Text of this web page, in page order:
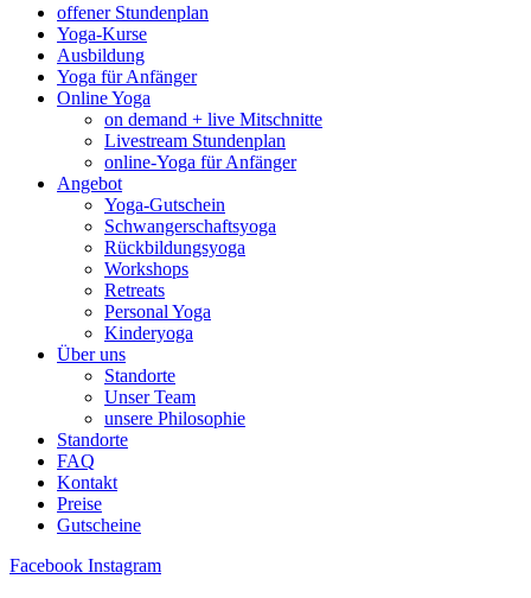
offener Stundenplan
Yoga-Kurse
Ausbildung
Yoga für Anfänger
Online Yoga
on demand + live Mitschnitte
Livestream Stundenplan
online-Yoga für Anfänger
Angebot
Yoga-Gutschein
Schwangerschaftsyoga
Rückbildungsyoga
Workshops
Retreats
Personal Yoga
Kinderyoga
Über uns
Standorte
Unser Team
unsere Philosophie
Standorte
FAQ
Kontakt
Preise
Gutscheine
Facebook Instagram